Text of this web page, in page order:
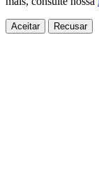
Aceitar Recusar